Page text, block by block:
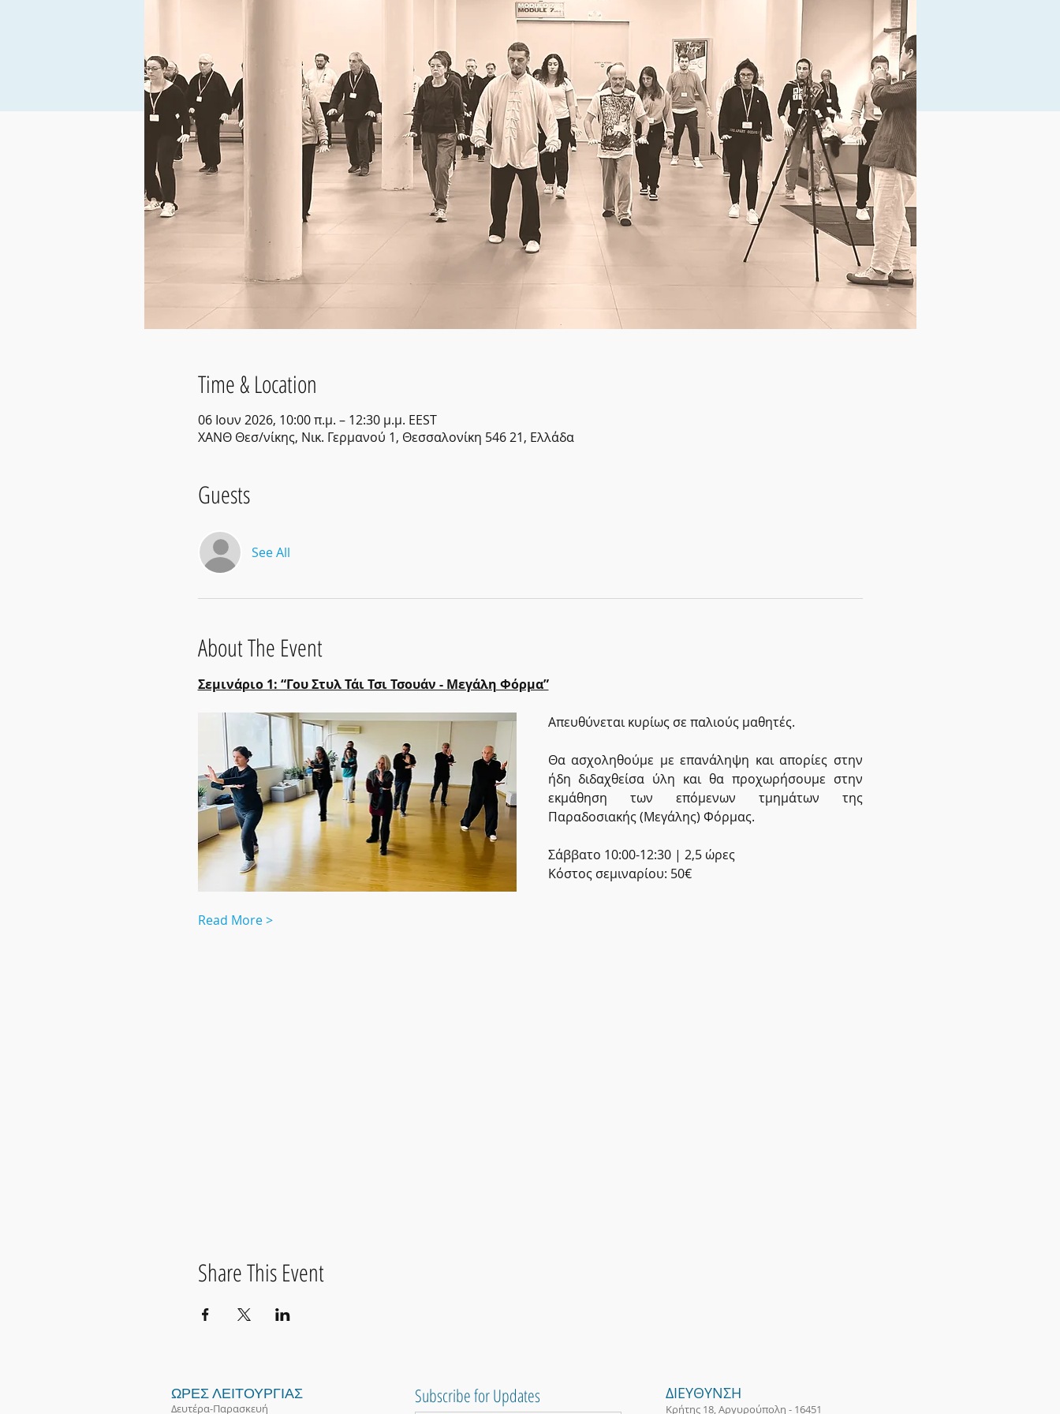
Time & Location
06 Ιουν 2026, 10:00 π.μ. – 12:30 μ.μ. EEST
ΧΑΝΘ Θεσ/νίκης, Νικ. Γερμανού 1, Θεσσαλονίκη 546 21, Ελλάδα
Guests
See All
About The Event
Σεμινάριο 1: “Γου Στυλ Τάι Τσι Τσουάν - Μεγάλη Φόρμα”
Απευθύνεται κυρίως σε παλιούς μαθητές.
Θα ασχοληθούμε με επανάληψη και απορίες στην
ήδη διδαχθείσα ύλη και θα προχωρήσουμε στην
εκμάθηση των επόμενων τμημάτων της
Παραδοσιακής (Μεγάλης) Φόρμας.
Σάββατο 10:00-12:30 | 2,5 ώρες
Κόστος σεμιναρίου: 50€
Read More >
Share This Event
ΩΡΕΣ ΛΕΙΤΟΥΡΓΙΑΣ
Δευτέρα-Παρασκευή
Subscribe for Updates ΔΙΕΥΘΥΝΣΗ
Κρήτης 18, Αργυρούπολη - 16451